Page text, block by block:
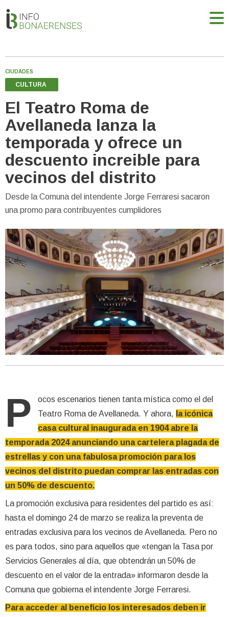
CIUDADES
CULTURA
El Teatro Roma de
Avellaneda lanza la
temporada y ofrece un
descuento increible para
vecinos del distrito
Desde la Comuna del intendente Jorge Ferraresi sacaron
una promo para contribuyentes cumplidores
P
ocos escenarios tienen tanta mística como el del
Teatro Roma de Avellaneda. Y ahora, la icónica
casa cultural inaugurada en 1904 abre la
temporada 2024 anunciando una cartelera plagada de
estrellas y con una fabulosa promoción para los
vecinos del distrito puedan comprar las entradas con
un 50% de descuento.
La promoción exclusiva para residentes del partido es así:
hasta el domingo 24 de marzo se realiza la preventa de
entradas exclusiva para los vecinos de Avellaneda. Pero no
es para todos, sino para aquellos que «tengan la Tasa por
Servicios Generales al día, que obtendrán un 50% de
descuento en el valor de la entrada» informaron desde la
Comuna que gobierna el intendente Jorge Ferraresi.
Para acceder al beneficio los interesados deben ir